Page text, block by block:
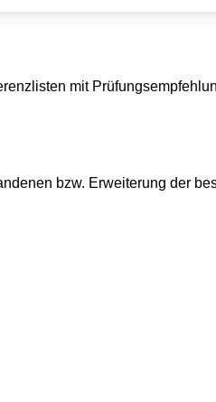
mit
bzw. Erweiterung der